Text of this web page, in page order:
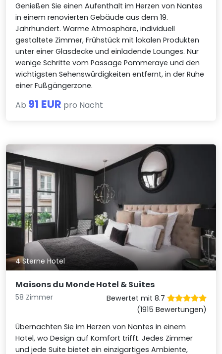
Genießen Sie einen Aufenthalt im Herzen von Nantes
in einem renovierten Gebäude aus dem 19.
Jahrhundert. Warme Atmosphäre, individuell
gestaltete Zimmer, Frühstück mit lokalen Produkten
unter einer Glasdecke und einladende Lounges. Nur
wenige Schritte vom Passage Pommeraye und den
wichtigsten Sehenswürdigkeiten entfernt, in der Ruhe
einer Fußgängerzone.
Ab 91 EUR pro Nacht
4 Sterne Hotel
Maisons du Monde Hotel & Suites
58 Zimmer
Bewertet mit 8.7
(1915 Bewertungen)
Übernachten Sie im Herzen von Nantes in einem
Hotel, wo Design auf Komfort trifft. Jedes Zimmer
und jede Suite bietet ein einzigartiges Ambiente,